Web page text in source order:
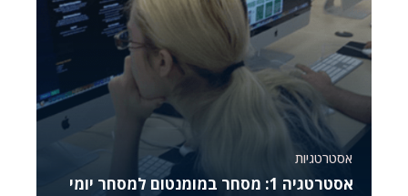
אסטרטגיות
אסטרטגיה 1: מסחר במומנטום למסחר יומי